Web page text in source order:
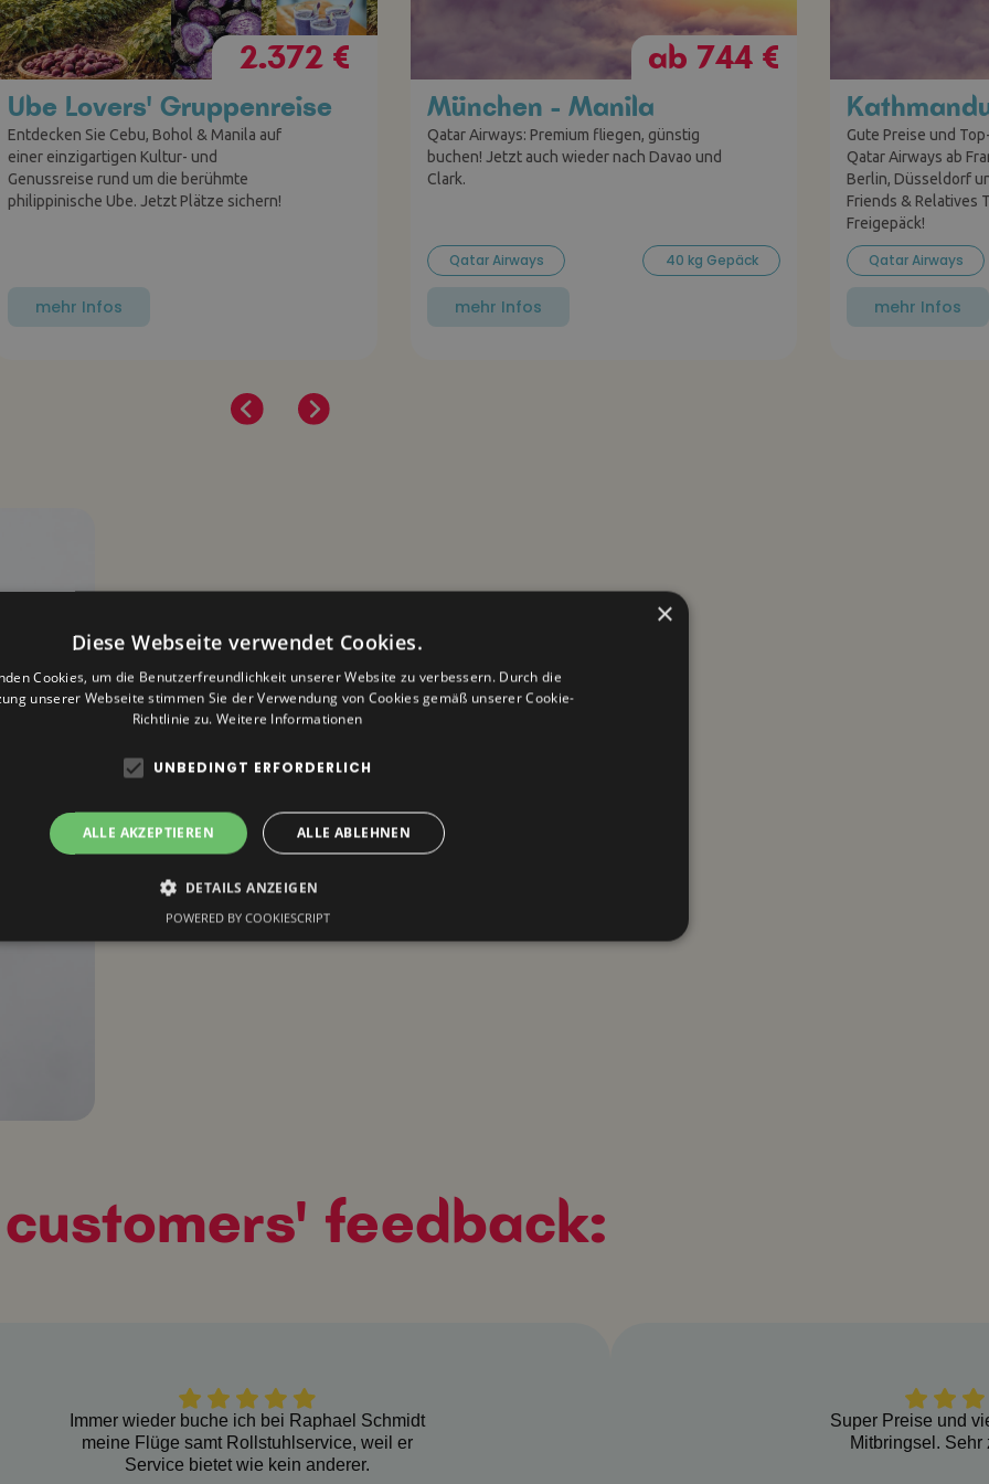
2.372 €
Ube Lovers' Gruppenreise
Entdecken Sie Cebu, Bohol & Manila auf
einer einzigartigen Kultur- und
Genussreise rund um die berühmte
philippinische Ube. Jetzt Plätze sichern!
mehr Infos
ab 744 €
München - Manila
Qatar Airways: Premium fliegen, günstig
buchen! Jetzt auch wieder nach Davao und
Clark.
Qatar Airways 40 kg Gepäck
mehr Infos
Gute Preise und
Qatar Airways ab
Berlin, Düsseldorf
Friends & Relatives
Freigepäck!
Qatar Airways
mehr Infos
feedback:
Immer wieder buche ich bei Raphael Schmidt
meine Flüge samt Rollstuhlservice, weil er
Service bietet wie kein anderer.
Super Preise und
Mitbringsel. Sehr
×
Diese Webseite verwendet Cookies.
Cookies, um die Benutzerfreundlichkeit unserer Website zu verbessern. Durch die
unserer Webseite stimmen Sie der Verwendung von Cookies gemäß unserer Cookie-
Richtlinie zu.Weitere Informationen
UNBEDINGT ERFORDERLICH
ALLE AKZEPTIEREN ALLE ABLEHNEN
DETAILS ANZEIGEN
POWERED BY COOKIESCRIPT